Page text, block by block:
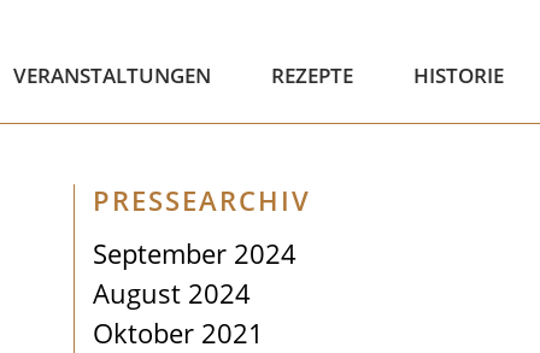
VERANSTALTUNGEN REZEPTE HISTORIE
PRESSEARCHIV
September 2024
August 2024
Oktober 2021